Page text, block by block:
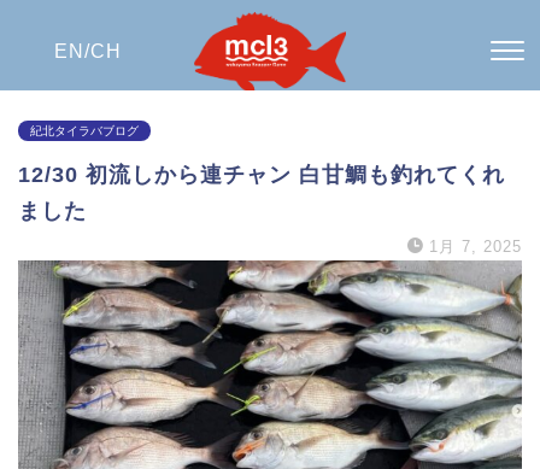
EN/CH
紀北タイラバブログ
12/30 初流しから連チャン 白甘鯛も釣れてくれ
ました
1月 7, 2025